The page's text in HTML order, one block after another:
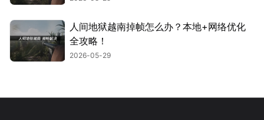
人间地狱越南掉帧怎么办？本地+网络优化
全攻略！
2026-05-29